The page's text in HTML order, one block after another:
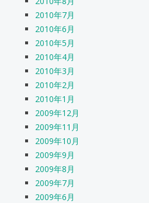
2010年7月
2010年6月
2010年5月
2010年4月
2010年3月
2010年2月
2010年1月
2009年12月
2009年11月
2009年10月
2009年9月
2009年8月
2009年7月
2009年6月